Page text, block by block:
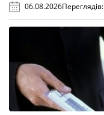
06.08.2026Переглядів: